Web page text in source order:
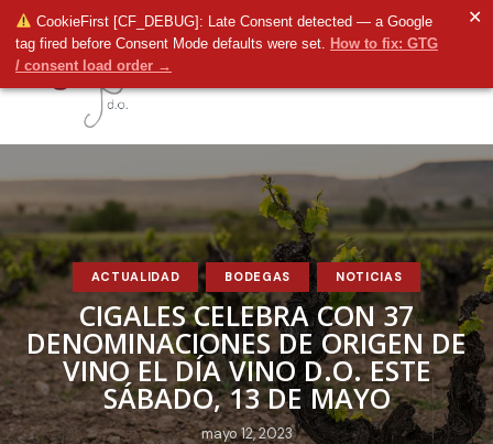
CookieFirst [CF_DEBUG]: Late Consent detected — a Google
tag fired before Consent Mode defaults were set. How to fix: GTG
/ consent load order →
✕
ACTUALIDAD BODEGAS NOTICIAS
CIGALES CELEBRA CON 37
DENOMINACIONES DE ORIGEN DE
VINO EL DÍA VINO D.O. ESTE
SÁBADO, 13 DE MAYO
mayo 12, 2023